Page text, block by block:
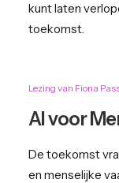
kunt laten
toekomst.
Lezing van Fiona
AI voor
De toekomst
en menselijke